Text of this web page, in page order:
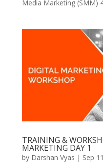
Media Marketing (SMM)
TRAINING &
MARKETING DAY 1
by Darshan Vyas | Sep